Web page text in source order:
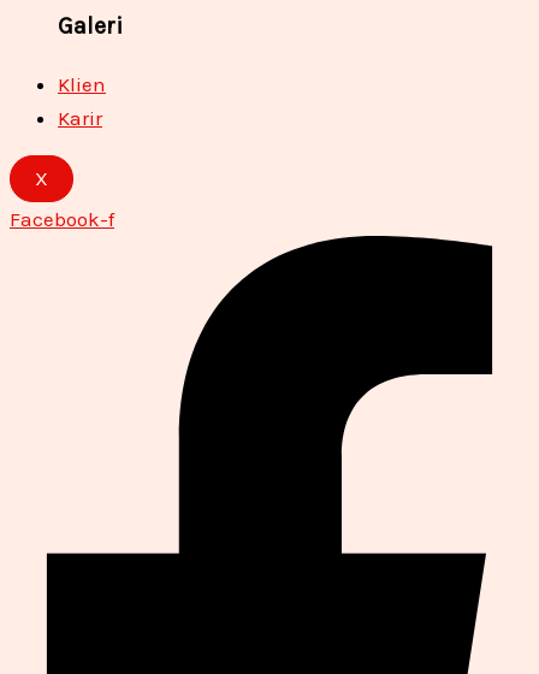
Galeri
Klien
Karir
X
Facebook-f